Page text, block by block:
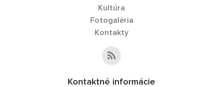
Kultúra
Fotogaléria
Kontakty
Kontaktné informácie